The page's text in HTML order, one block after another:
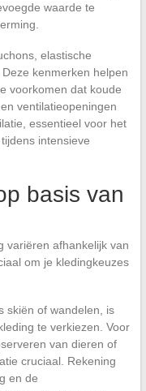
waarde te
elastische
kenmerken helpen
voorkomen dat koude
ventilatieopeningen
essentieel voor het
intensieve
basis van
variëren afhankelijk van
om je kledingkeuzes
skiën of wandelen, is
te verkiezen. Voor
van dieren of
cruciaal. Rekening
en de